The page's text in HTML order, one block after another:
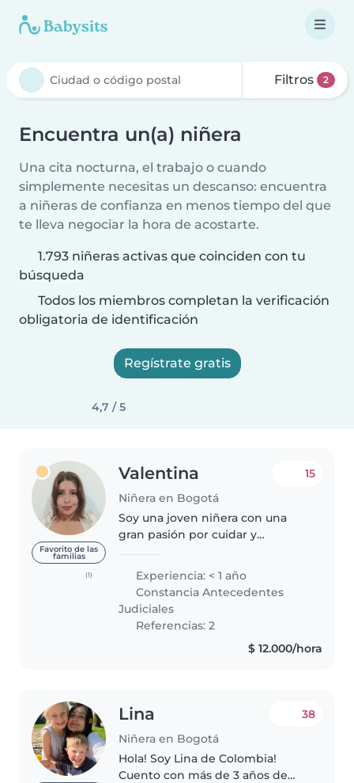
Filtros 2
Encuentra un(a) niñera
Una cita nocturna, el trabajo o cuando
simplemente necesitas un descanso: encuentra
a niñeras de confianza en menos tiempo del que
te lleva negociar la hora de acostarte.
1.793 niñeras activas que coinciden con tu
búsqueda
Todos los miembros completan la verificación
obligatoria de identificación
Regístrate gratis
4,7 / 5
Favorito de las
familias
(1)
Valentina
Niñera en Bogotá
15
Soy una joven niñera con una
gran pasión por cuidar y
expectativas con niños de
primera infancia ya que trabaje
en jardines infantiles y soy
técnica,el..
Experiencia: < 1 año
Constancia Antecedentes
Judiciales
Referencias: 2
$ 12.000/hora
Lina
Niñera en Bogotá
38
Hola! Soy Lina de Colombia!
Cuento con más de 3 años de